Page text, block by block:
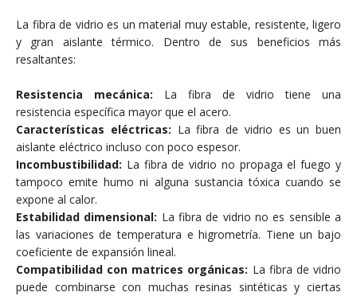
La fibra de vidrio es un material muy estable, resistente, ligero
y gran aislante térmico. Dentro de sus beneficios más
resaltantes:
Resistencia mecánica: La fibra de vidrio tiene una
resistencia específica mayor que el acero.
Características eléctricas: La fibra de vidrio es un buen
aislante eléctrico incluso con poco espesor.
Incombustibilidad: La fibra de vidrio no propaga el fuego y
tampoco emite humo ni alguna sustancia tóxica cuando se
expone al calor.
Estabilidad dimensional: La fibra de vidrio no es sensible a
las variaciones de temperatura e higrometría. Tiene un bajo
coeficiente de expansión lineal.
Compatibilidad con matrices orgánicas: La fibra de vidrio
puede combinarse con muchas resinas sintéticas y ciertas